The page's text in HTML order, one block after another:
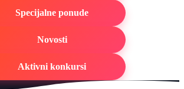
Specijalne ponude
Novosti
Aktivni konkursi